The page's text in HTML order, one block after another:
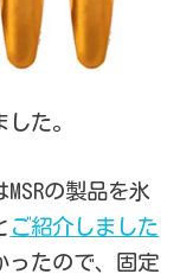
た。
の製品を氷
ご紹介しました
ったので、固定